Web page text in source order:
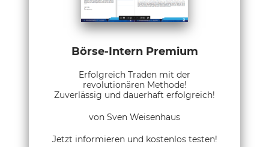
Börse-Intern Premium
Erfolgreich Traden mit der
revolutionären Methode!
Zuverlässig und dauerhaft erfolgreich!
von Sven Weisenhaus
Jetzt informieren und kostenlos testen!